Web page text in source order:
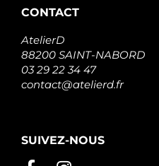
CONTACT
AtelierD
88200 SAINT-NABORD
03 29 22 34 47
contact@atelierd.fr
SUIVEZ-NOUS